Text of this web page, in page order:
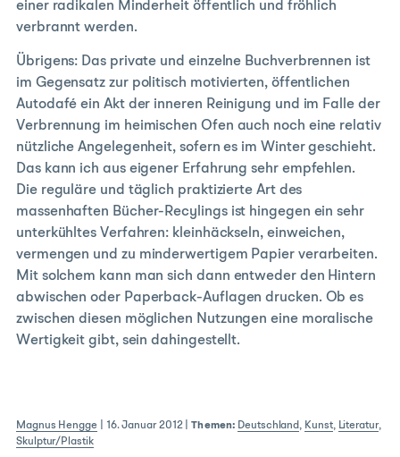
einer radikalen Minderheit öffentlich und fröhlich
verbrannt werden.
Übrigens: Das private und einzelne Buchverbrennen ist
im Gegensatz zur politisch motivierten, öffentlichen
Autodafé ein Akt der inneren Reinigung und im Falle der
Verbrennung im heimischen Ofen auch noch eine relativ
nützliche Angelegenheit, sofern es im Winter geschieht.
Das kann ich aus eigener Erfahrung sehr empfehlen.
Die reguläre und täglich praktizierte Art des
massenhaften Bücher-Recylings ist hingegen ein sehr
unterkühltes Verfahren: kleinhäckseln, einweichen,
vermengen und zu minderwertigem Papier verarbeiten.
Mit solchem kann man sich dann entweder den Hintern
abwischen oder Paperback-Auflagen drucken. Ob es
zwischen diesen möglichen Nutzungen eine moralische
Wertigkeit gibt, sein dahingestellt.
Magnus Hengge| 16. Januar 2012|Themen: Deutschland, Kunst, Literatur,
Skulptur/Plastik